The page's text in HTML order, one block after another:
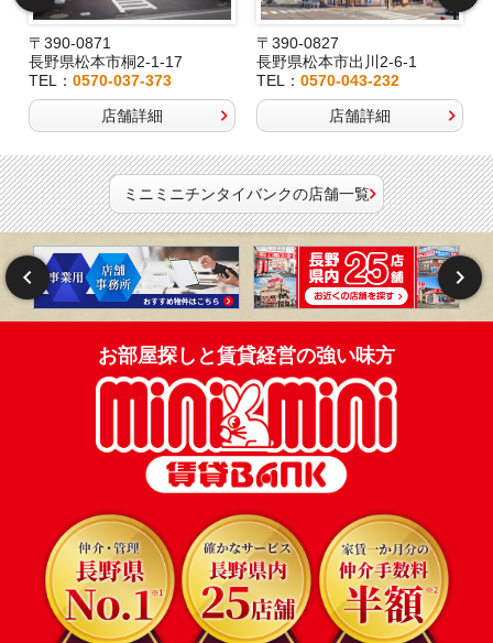
〒390-0871
長野県松本市桐2-1-17
TEL：0570-037-373
店舗詳細
〒390-0827
長野県松本市出川2-6-1
TEL：0570-043-232
店舗詳細
ミニミニチンタイバンクの店舗一覧
お部屋探しと賃貸経営の強い味方